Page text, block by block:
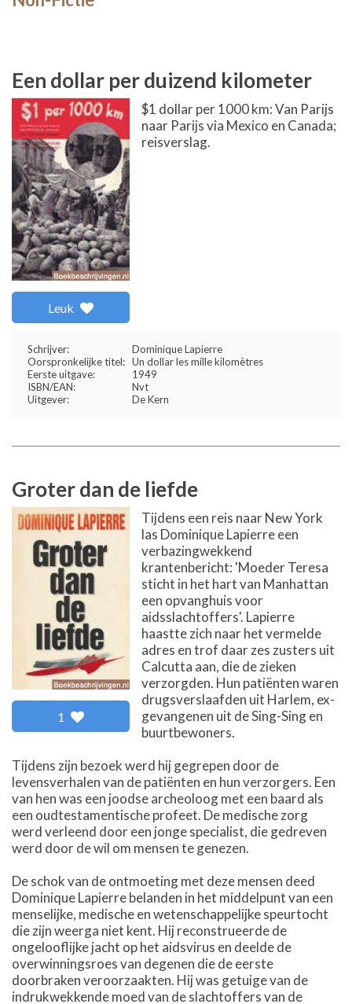
Een dollar per duizend kilometer
Leuk
$1 dollar per 1000 km: Van Parijs
naar Parijs via Mexico en Canada;
reisverslag.
Schrijver:
Dominique Lapierre
Oorspronkelijke titel: Un dollar les mille kilomètres
Eerste uitgave:
1949
ISBN/EAN:
Nvt
Uitgever:
De Kern
Groter dan de liefde
1
Tijdens een reis naar New York
las Dominique Lapierre een
verbazingwekkend
krantenbericht: 'Moeder Teresa
sticht in het hart van Manhattan
een opvanghuis voor
aidsslachtoffers'. Lapierre
haastte zich naar het vermelde
adres en trof daar zes zusters uit
Calcutta aan, die de zieken
verzorgden. Hun patiënten waren
drugsverslaafden uit Harlem, ex-
gevangenen uit de Sing-Sing en
buurtbewoners.
Tijdens zijn bezoek werd hij gegrepen door de
levensverhalen van de patiënten en hun verzorgers. Een
van hen was een joodse archeoloog met een baard als
een oudtestamentische profeet. De medische zorg
werd verleend door een jonge specialist, die gedreven
werd door de wil om mensen te genezen.
De schok van de ontmoeting met deze mensen deed
Dominique Lapierre belanden in het middelpunt van een
menselijke, medische en wetenschappelijke speurtocht
die zijn weerga niet kent. Hij reconstrueerde de
ongelooflijke jacht op het aidsvirus en deelde de
overwinningsroes van degenen die de eerste
doorbraken veroorzaakten. Hij was getuige van de
indrukwekkende moed van de slachtoffers van de